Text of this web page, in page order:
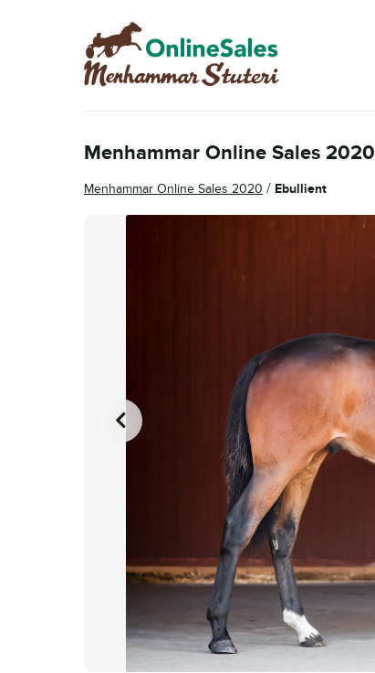
Hoppa
till
navigering
Hoppa
till
innehåll
Menhammar Online Sales 2020
Menhammar Online Sales 2020 / Ebullient